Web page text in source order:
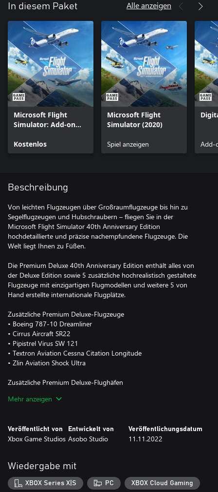
In diesem Paket Alle anzeigen
Microsoft Flight
Simulator: Add-on
Kostenlos
Microsoft Flight
Simulator (2020)
Spiel anzeigen Add-
Beschreibung
Von leichten Flugzeugen über Großraumflugzeuge bis hin zu
Segelflugzeugen und Hubschraubern – fliegen Sie in der
Microsoft Flight Simulator 40th Anniversary Edition
hochdetaillierte und präzise nachempfundene Flugzeuge. Die
Welt liegt Ihnen zu Füßen.
Die Premium Deluxe 40th Anniversary Edition enthält alles von
der Deluxe Edition sowie 5 zusätzliche hochrealistisch gestaltete
Flugzeuge mit einzigartigen Flugmodellen und weitere 5 von
Hand erstellte internationale Flugplätze.
Zusätzliche Premium Deluxe-Flugzeuge
• Boeing 787-10 Dreamliner
• Cirrus Aircraft SR22
• Pipistrel Virus SW 121
• Textron Aviation Cessna Citation Longitude
• Zlin Aviation Shock Ultra
Zusätzliche Premium Deluxe-Flughäfen
• Internationaler Flughafen Dubai (Vereinigte Arabische Emirate)
• Internationaler Flughafen San Francisco (USA)
Fliegern weltweit. Feiern Sie das preisgekrönte Franchise mit der
40th Anniversary Edition, vollgepackt mit brandneuen
Funktionen, Flugzeugen und Inhalten, die die Geschichte der
Luftfahrt umfassen.
Mehr anzeigen
Veröffentlicht von
Xbox Game Studios
Entwickelt von
Asobo Studio
Veröffentlichungsdatum
11.11.2022
Wiedergabe mit
XBOX Series X|S PC XBOX Cloud Gaming